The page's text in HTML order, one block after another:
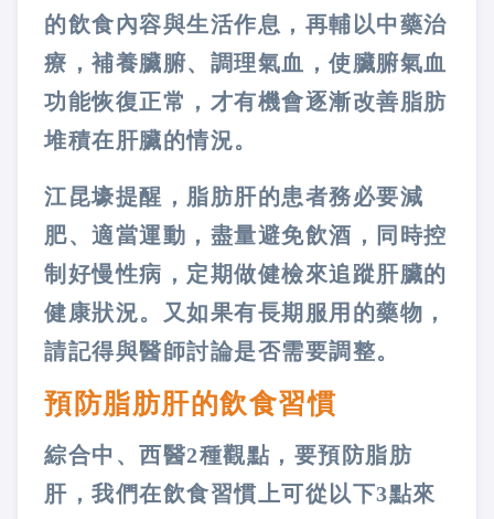
的飲食內容與生活作息，再輔以中藥治
療，補養臟腑、調理氣血，使臟腑氣血
功能恢復正常，才有機會逐漸改善脂肪
堆積在肝臟的情況。
江昆壕提醒，脂肪肝的患者務必要減
肥、適當運動，盡量避免飲酒，同時控
制好慢性病，定期做健檢來追蹤肝臟的
健康狀況。又如果有長期服用的藥物，
請記得與醫師討論是否需要調整。
預防脂肪肝的飲食習慣
綜合中、西醫2種觀點，要預防脂肪
肝，我們在飲食習慣上可從以下3點來